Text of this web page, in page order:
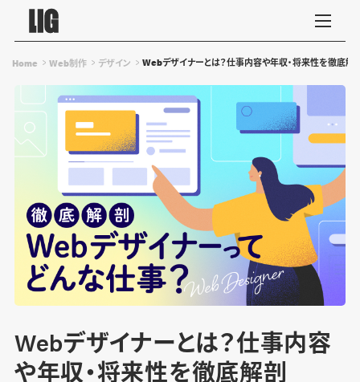
Home Web制作 デザイン Webデザイナーとは？仕事内容や年収・将来性を徹底解
Webデザイナーとは？仕事内容
や年収・将来性を徹底解剖